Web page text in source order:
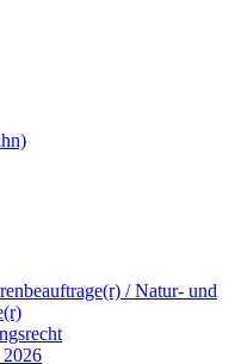
/ Natur- und